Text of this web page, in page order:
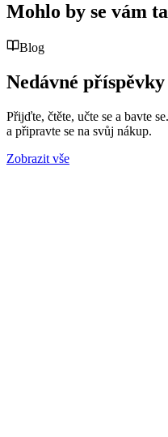
Mohlo by se vám
Blog
Nedávné
Přijďte, čtěte, učte se a bavte
a připravte se na svůj nákup.
Zobrazit vše